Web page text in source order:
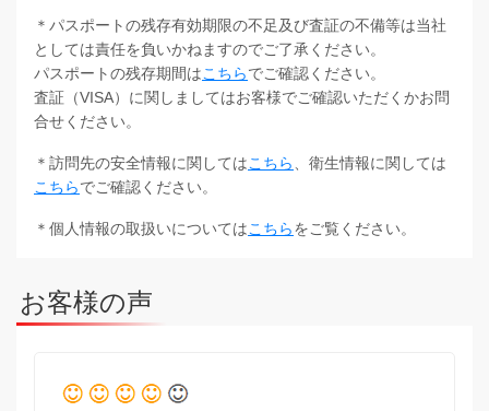
＊パスポートの残存有効期限の不足及び査証の不備等は当社
としては責任を負いかねますのでご了承ください。
パスポートの残存期間はこちらでご確認ください。
査証（VISA）に関しましてはお客様でご確認いただくかお問
合せください。
＊訪問先の安全情報に関してはこちら
、衛生情報に関しては
こちらでご確認ください。
＊個人情報の取扱いについてはこちらをご覧ください。
お客様の声